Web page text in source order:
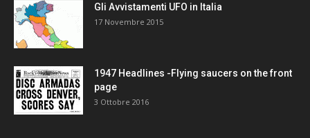
Gli Avvistamenti UFO in Italia
17 Novembre 2015
1947 Headlines -Flying saucers on the front
page
3 Ottobre 2016